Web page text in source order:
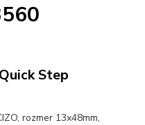
Step
rozmer 13x48mm,